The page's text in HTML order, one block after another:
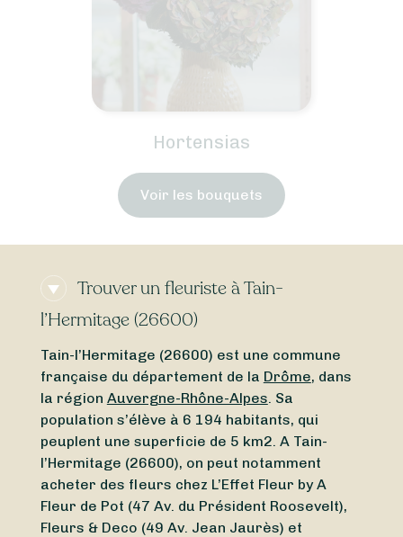
Trouver un fleuriste à Tain-
l’Hermitage (26600)
Tain-l’Hermitage (26600) est une commune
française du département de la Drôme, dans
la région Auvergne-Rhône-Alpes. Sa
population s’élève à 6 194 habitants, qui
peuplent une superficie de 5 km2. A Tain-
l’Hermitage (26600), on peut notamment
acheter des fleurs chez L’Effet Fleur by A
Fleur de Pot (47 Av. du Président Roosevelt),
Fleurs & Deco (49 Av. Jean Jaurès) et